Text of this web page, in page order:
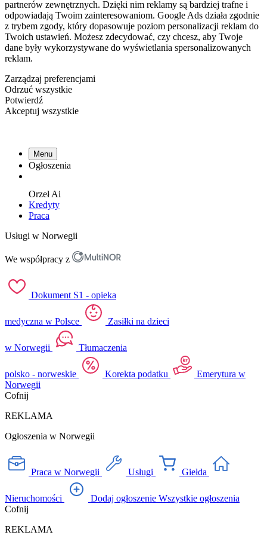
partnerów zewnętrznych. Dzięki nim reklamy są bardziej trafne i
odpowiadają Twoim zainteresowaniom. Google Ads działa zgodnie
z trybem zgody, który dopasowuje poziom personalizacji reklam do
Twoich ustawień. Możesz zdecydować, czy chcesz, aby Twoje
dane były wykorzystywane do wyświetlania spersonalizowanych
reklam.
Zarządzaj preferencjami
Odrzuć wszystkie
Potwierdź
Akceptuj wszystkie
Menu
Ogłoszenia
OrzełAi
Kredyty
Praca
Usługi w Norwegii
We współpracy z
Dokument S1 - opieka
medyczna w Polsce Zasiłki na dzieci
w Norwegii Tłumaczenia
polsko - norweskie Korekta podatku
Emerytura w
Norwegii
Cofnij
REKLAMA
Ogłoszenia w Norwegii
Praca w Norwegii Usługi Giełda
Nieruchomości Dodaj ogłoszenie Wszystkie ogłoszenia
Cofnij
REKLAMA